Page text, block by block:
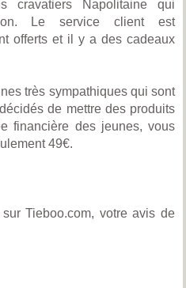
cravatiers Napolitaine qui
Le service client est
offerts et il y a des cadeaux
très sympathiques qui sont
de mettre des produits
financière des jeunes, vous
49€.
Tieboo.com, votre avis de